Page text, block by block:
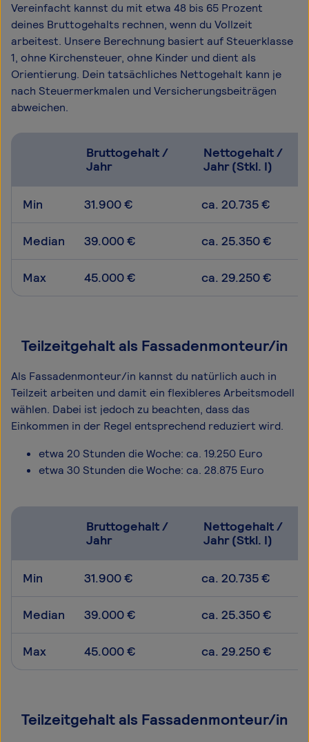
Vereinfacht kannst du mit etwa 48 bis 65 Prozent
deines Bruttogehalts rechnen, wenn du Vollzeit
arbeitest. Unsere Berechnung basiert auf Steuerklasse
1, ohne Kirchensteuer, ohne Kinder und dient als
Orientierung. Dein tatsächliches Nettogehalt kann je
nach Steuermerkmalen und Versicherungsbeiträgen
abweichen.
Bruttogehalt /
Jahr
Nettogehalt /
Jahr (Stkl. I)
Min 31.900 € ca. 20.735 €
Median 39.000 € ca. 25.350 €
Max 45.000 € ca. 29.250 €
Teilzeitgehalt als Fassadenmonteur/in
Als Fassadenmonteur/in kannst du natürlich auch in
Teilzeit arbeiten und damit ein flexibleres Arbeitsmodell
wählen. Dabei ist jedoch zu beachten, dass das
Einkommen in der Regel entsprechend reduziert wird.
etwa 20 Stunden die Woche: ca. 19.250 Euro
etwa 30 Stunden die Woche: ca. 28.875 Euro
Bruttogehalt /
Jahr
Nettogehalt /
Jahr (Stkl. I)
Min 31.900 € ca. 20.735 €
Median 39.000 € ca. 25.350 €
Max 45.000 € ca. 29.250 €
Teilzeitgehalt als Fassadenmonteur/in